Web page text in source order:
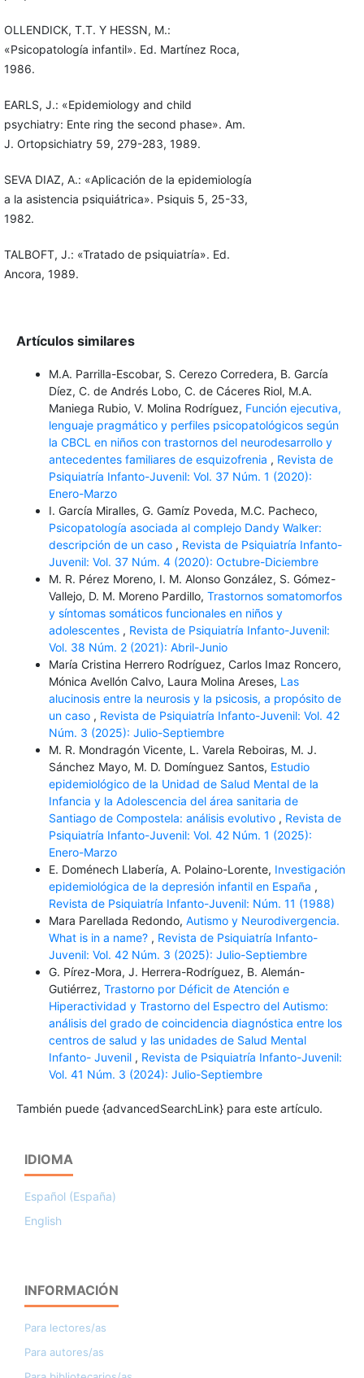
OLLENDICK, T.T. Y HESSN, M.:
«Psicopatología infantil». Ed. Martínez Roca,
1986.
EARLS, J.: «Epidemiology and child
psychiatry: Ente ring the second phase». Am.
J. Ortopsichiatry 59, 279-283, 1989.
SEVA DIAZ, A.: «Aplicación de la epidemiología
a la asistencia psiquiátrica». Psiquis 5, 25-33,
1982.
TALBOFT, J.: «Tratado de psiquiatría». Ed.
Ancora, 1989.
Artículos similares
M.A. Parrilla-Escobar, S. Cerezo Corredera, B. García
Díez, C. de Andrés Lobo, C. de Cáceres Riol, M.A.
Maniega Rubio, V. Molina Rodríguez, Función ejecutiva,
lenguaje pragmático y perfiles psicopatológicos según
la CBCL en niños con trastornos del neurodesarrollo y
antecedentes familiares de esquizofrenia , Revista de
Psiquiatría Infanto-Juvenil: Vol. 37 Núm. 1 (2020):
Enero-Marzo
I. García Miralles, G. Gamíz Poveda, M.C. Pacheco,
Psicopatología asociada al complejo Dandy Walker:
descripción de un caso , Revista de Psiquiatría Infanto-
Juvenil: Vol. 37 Núm. 4 (2020): Octubre-Diciembre
M. R. Pérez Moreno, I. M. Alonso González, S. Gómez-
Vallejo, D. M. Moreno Pardillo, Trastornos somatomorfos
y síntomas somáticos funcionales en niños y
adolescentes , Revista de Psiquiatría Infanto-Juvenil:
Vol. 38 Núm. 2 (2021): Abril-Junio
María Cristina Herrero Rodríguez, Carlos Imaz Roncero,
Mónica Avellón Calvo, Laura Molina Areses, Las
alucinosis entre la neurosis y la psicosis, a propósito de
un caso , Revista de Psiquiatría Infanto-Juvenil: Vol. 42
Núm. 3 (2025): Julio-Septiembre
M. R. Mondragón Vicente, L. Varela Reboiras, M. J.
Sánchez Mayo, M. D. Domínguez Santos, Estudio
epidemiológico de la Unidad de Salud Mental de la
Infancia y la Adolescencia del área sanitaria de
Santiago de Compostela: análisis evolutivo , Revista de
Psiquiatría Infanto-Juvenil: Vol. 42 Núm. 1 (2025):
Enero-Marzo
E. Doménech Llabería, A. Polaino-Lorente, Investigación
epidemiológica de la depresión infantil en España ,
Revista de Psiquiatría Infanto-Juvenil: Núm. 11 (1988)
Mara Parellada Redondo, Autismo y Neurodivergencia.
What is in a name? , Revista de Psiquiatría Infanto-
Juvenil: Vol. 42 Núm. 3 (2025): Julio-Septiembre
G. Pírez-Mora, J. Herrera-Rodríguez, B. Alemán-
Gutiérrez, Trastorno por Déficit de Atención e
Hiperactividad y Trastorno del Espectro del Autismo:
análisis del grado de coincidencia diagnóstica entre los
centros de salud y las unidades de Salud Mental
Infanto- Juvenil , Revista de Psiquiatría Infanto-Juvenil:
Vol. 41 Núm. 3 (2024): Julio-Septiembre
También puede {advancedSearchLink} para este artículo.
IDIOMA
Español (España)
English
INFORMACIÓN
Para lectores/as
Para autores/as